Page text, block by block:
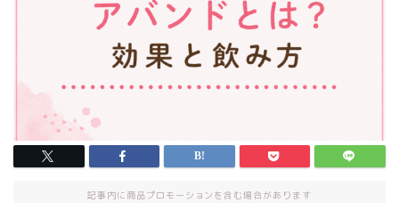
記事内に商品プロモーションを含む場合があります